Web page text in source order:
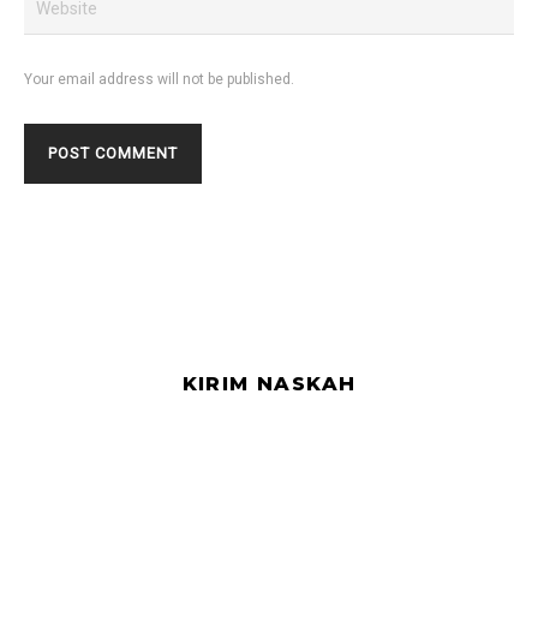
Your email address will not be published.
KIRIM NASKAH